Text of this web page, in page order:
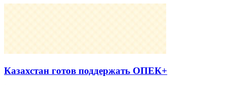
Казахстан готов поддержать ОПЕК+